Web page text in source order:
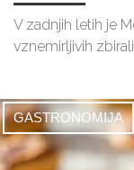
V zadnjih letih je
vznemirljivih
GASTRONOMIJA